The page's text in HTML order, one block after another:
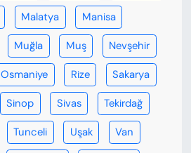
Malatya Manisa
Muğla Muş Nevşehir
Osmaniye Rize Sakarya
Sinop Sivas Tekirdağ
Tunceli Uşak Van